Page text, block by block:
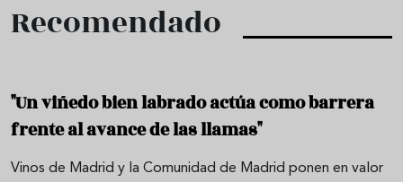
Recomendado
"Un viñedo bien labrado actúa como barrera
frente al avance de las llamas"
Vinos de Madrid y la Comunidad de Madrid ponen en valor